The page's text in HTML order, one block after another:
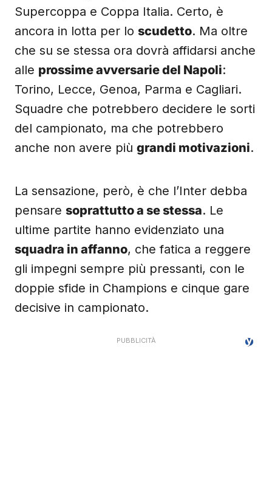
Supercoppa e Coppa Italia. Certo, è
ancora in lotta per lo scudetto. Ma oltre
che su se stessa ora dovrà affidarsi anche
alle prossime avversarie del Napoli:
Torino, Lecce, Genoa, Parma e Cagliari.
Squadre che potrebbero decidere le sorti
del campionato, ma che potrebbero
anche non avere più grandi motivazioni.
La sensazione, però, è che l’Inter debba
pensare soprattutto a se stessa. Le
ultime partite hanno evidenziato una
squadra in affanno, che fatica a reggere
gli impegni sempre più pressanti, con le
doppie sfide in Champions e cinque gare
decisive in campionato.